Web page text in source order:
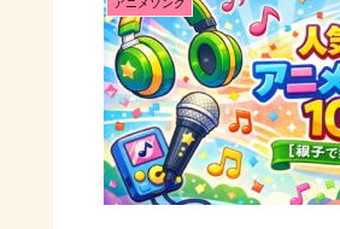
アニメソング